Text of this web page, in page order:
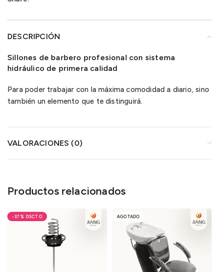
DESCRIPCIÓN
Sillones de barbero profesional con sistema
hidráulico de primera calidad
Para poder trabajar con la máxima comodidad a diario, sino
también un elemento que te distinguirá.
VALORACIONES (0)
Productos relacionados
-37% AGOTADO